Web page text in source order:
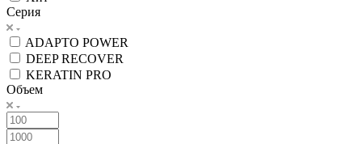
Серия
ADAPTO POWER
DEEP RECOVER
KERATIN PRO
Объем